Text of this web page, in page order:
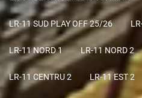
LR-11 SUD PLAY OFF 25/26
LR-11 NORD 1 LR-11 NORD 2
LR-11 CENTRU 2 LR-11 EST 2